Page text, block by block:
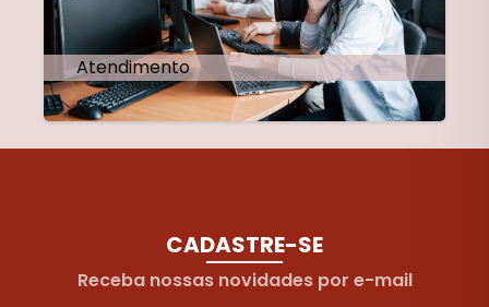
Atendimento
CADASTRE-SE
Receba nossas novidades por e-mail